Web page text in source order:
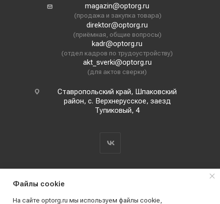
magazin@optorg.ru
(продажа и закупка товара)
direktor@optorg.ru
(приёмная, общие вопросы)
kadr@optorg.ru
(отдел кадров по трудоустройству)
akt_sverki@optorg.ru
(для актов сверки)
Ставропольский край, Шпаковский
район, с. Верхнерусское, заезд
Тупиковый, 4
Файлы cookie
На сайте optorg.ru мы используем файлы cookie,